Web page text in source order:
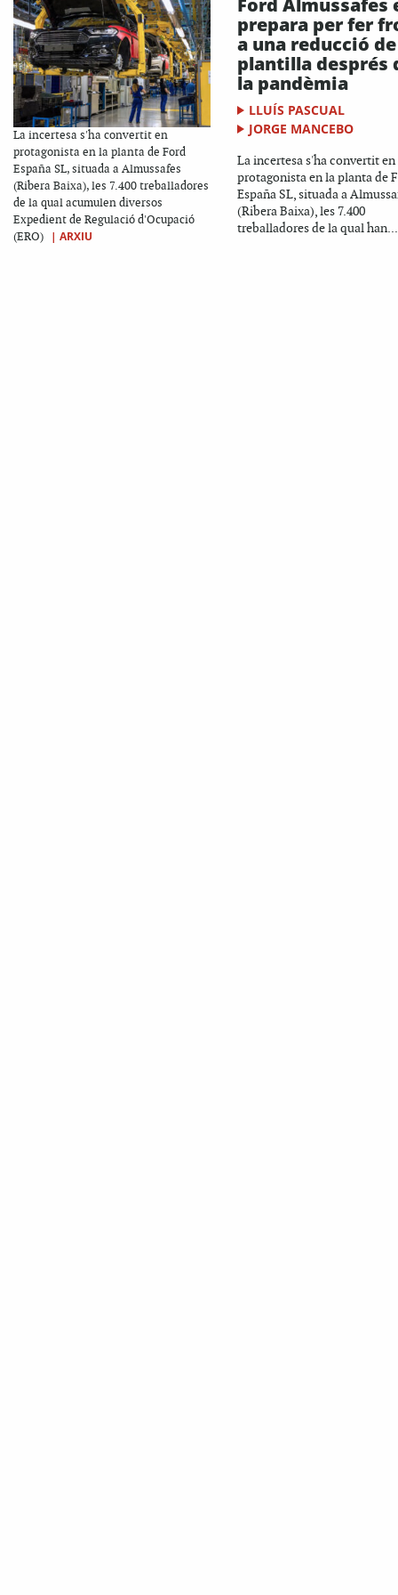
La incertesa s'ha convertit en
protagonista en la planta de Ford
España SL, situada a Almussafes
(Ribera Baixa), les 7.400 treballadores
de la qual acumulen diversos
Expedient de Regulació d'Ocupació
(ERO)
| ARXIU
prepara per fer
a una reducció
plantilla després
la pandèmia
LLUÍS PASCUAL
JORGE MANCEBO
La incertesa s'ha convertit en
protagonista en la planta de
España SL, situada a
(Ribera Baixa), les 7.400
treballadores de la qual han...